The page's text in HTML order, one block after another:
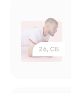
26, СБ